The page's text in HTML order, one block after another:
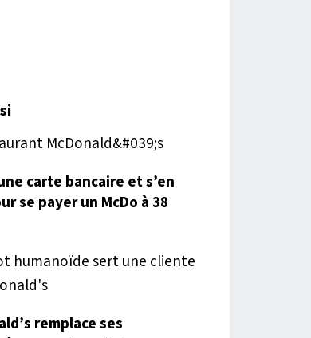
carte bancaire et s’en
se payer un McDo à 38
remplace ses